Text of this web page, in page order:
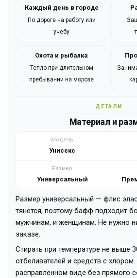
Каждый день в городе
По дороге на работу или
учебу
Охота и рыбалка
Тепло при длительном
пребывании на морозе
ДЕТАЛИ
Материал и
Модель
Унисекс
Размер
Универсальный
Размер универсальный — флис
тянется, поэтому бафф подходит
мужчинам, и женщинам. Не нужно
заказе.
Стирать при температуре не выше
отбеливателей и средств с
расправленном виде без прямого